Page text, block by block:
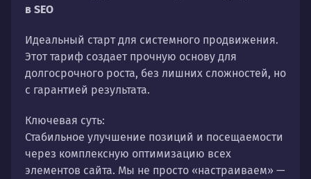
в SEO
Идеальный старт для системного продвижения.
Этот тариф создает прочную основу для
долгосрочного роста, без лишних сложностей, но
с гарантией результата.
Ключевая суть:
Стабильное улучшение позиций и посещаемости
через комплексную оптимизацию всех
элементов сайта. Мы не просто «настраиваем» —